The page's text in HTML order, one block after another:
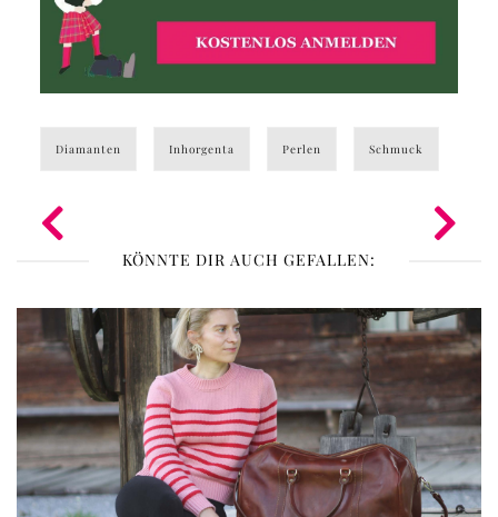
Diamanten Inhorgenta Perlen Schmuck
KÖNNTE DIR AUCH GEFALLEN: